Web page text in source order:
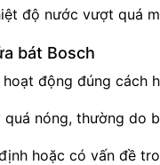
độ nước vượt quá
bát Bosch
động đúng cách
nóng, thường do
hoặc có vấn đề